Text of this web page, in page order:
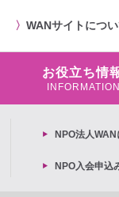
〉 WANサイトにつ
お役⽴ち情
INFORMATION
NPO法⼈
NPO入会申込